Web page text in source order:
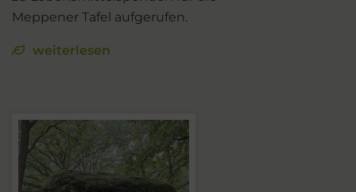
Meppener Tafel aufgerufen.
weiterlesen